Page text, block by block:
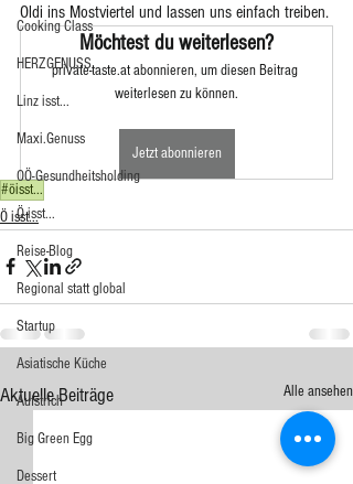
Cooking Class
HERZGENUSS
Linz isst...
Maxi.Genuss
OÖ-Gesundheitsholding
Ö isst...
Reise-Blog
Regional statt global
Startup
Asiatische Küche
Aufstrich
Big Green Egg
Dessert
Oldi ins Mostviertel und lassen uns einfach treiben.
Möchtest du weiterlesen?
private-taste.at abonnieren, um diesen Beitrag
weiterlesen zu können.
Jetzt abonnieren
#öisst...
Ö isst...
Aktuelle Beiträge Alle ansehen